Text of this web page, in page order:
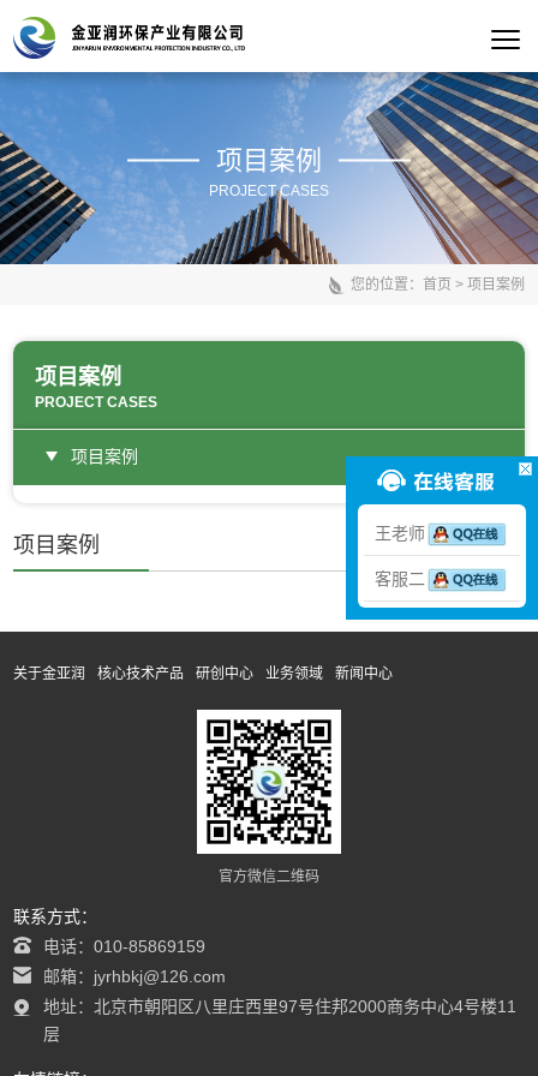
项目案例
PROJECT CASES
您的位置： 首页 > 项目案例
项目案例
PROJECT CASES
项目案例
项目案例
关于金亚润 核心技术产品 研创中心 业务领域 新闻中心
官方微信二维码
联系方式：
电话：010-85869159
邮箱：jyrhbkj@126.com
地址：北京市朝阳区八里庄西里97号住邦2000商务中心4号楼11
层
王老师
客服二